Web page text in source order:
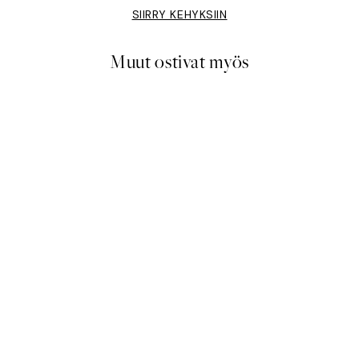
SIIRRY KEHYKSIIN
Muut ostivat myös